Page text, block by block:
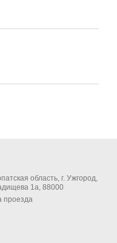
область, г. Ужгород,
1а, 88000
проезда